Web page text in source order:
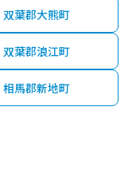
双葉郡大熊町
双葉郡浪江町
相馬郡新地町